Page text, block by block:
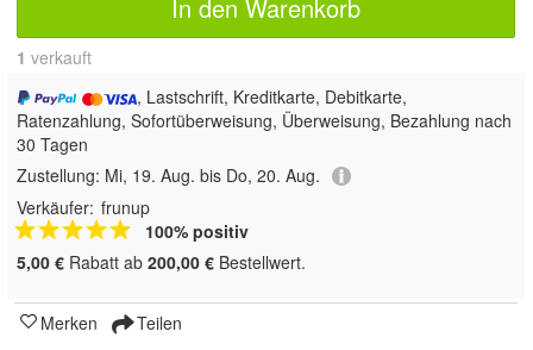
In den Warenkorb
1 verkauft
, Lastschrift, Kreditkarte, Debitkarte,
Ratenzahlung, Sofortüberweisung, Überweisung, Bezahlung nach
30 Tagen
Zustellung: Mi, 19. Aug. bis Do, 20. Aug.
Verkäufer: frunup
100% positiv
5,00 € Rabatt ab 200,00 € Bestellwert.
Merken Teilen